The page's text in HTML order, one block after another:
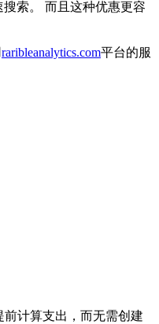
索。 而且这种优惠更容
raribleanalytics.com平台的服
计算支出，而无需创建